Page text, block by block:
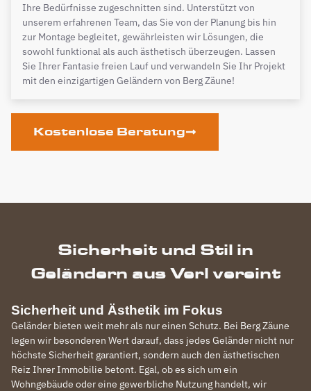
Ihre Bedürfnisse zugeschnitten sind. Unterstützt von
unserem erfahrenen Team, das Sie von der Planung bis hin
zur Montage begleitet, gewährleisten wir Lösungen, die
sowohl funktional als auch ästhetisch überzeugen. Lassen
Sie Ihrer Fantasie freien Lauf und verwandeln Sie Ihr Projekt
mit den einzigartigen Geländern von Berg Zäune!
Kostenlose Beratung
Sicherheit und Stil in
Geländern aus Verl vereint
Sicherheit und Ästhetik im Fokus
Geländer bieten weit mehr als nur einen Schutz. Bei Berg Zäune
legen wir besonderen Wert darauf, dass jedes Geländer nicht nur
höchste Sicherheit garantiert, sondern auch den ästhetischen
Reiz Ihrer Immobilie betont. Egal, ob es sich um ein
Wohngebäude oder eine gewerbliche Nutzung handelt, wir